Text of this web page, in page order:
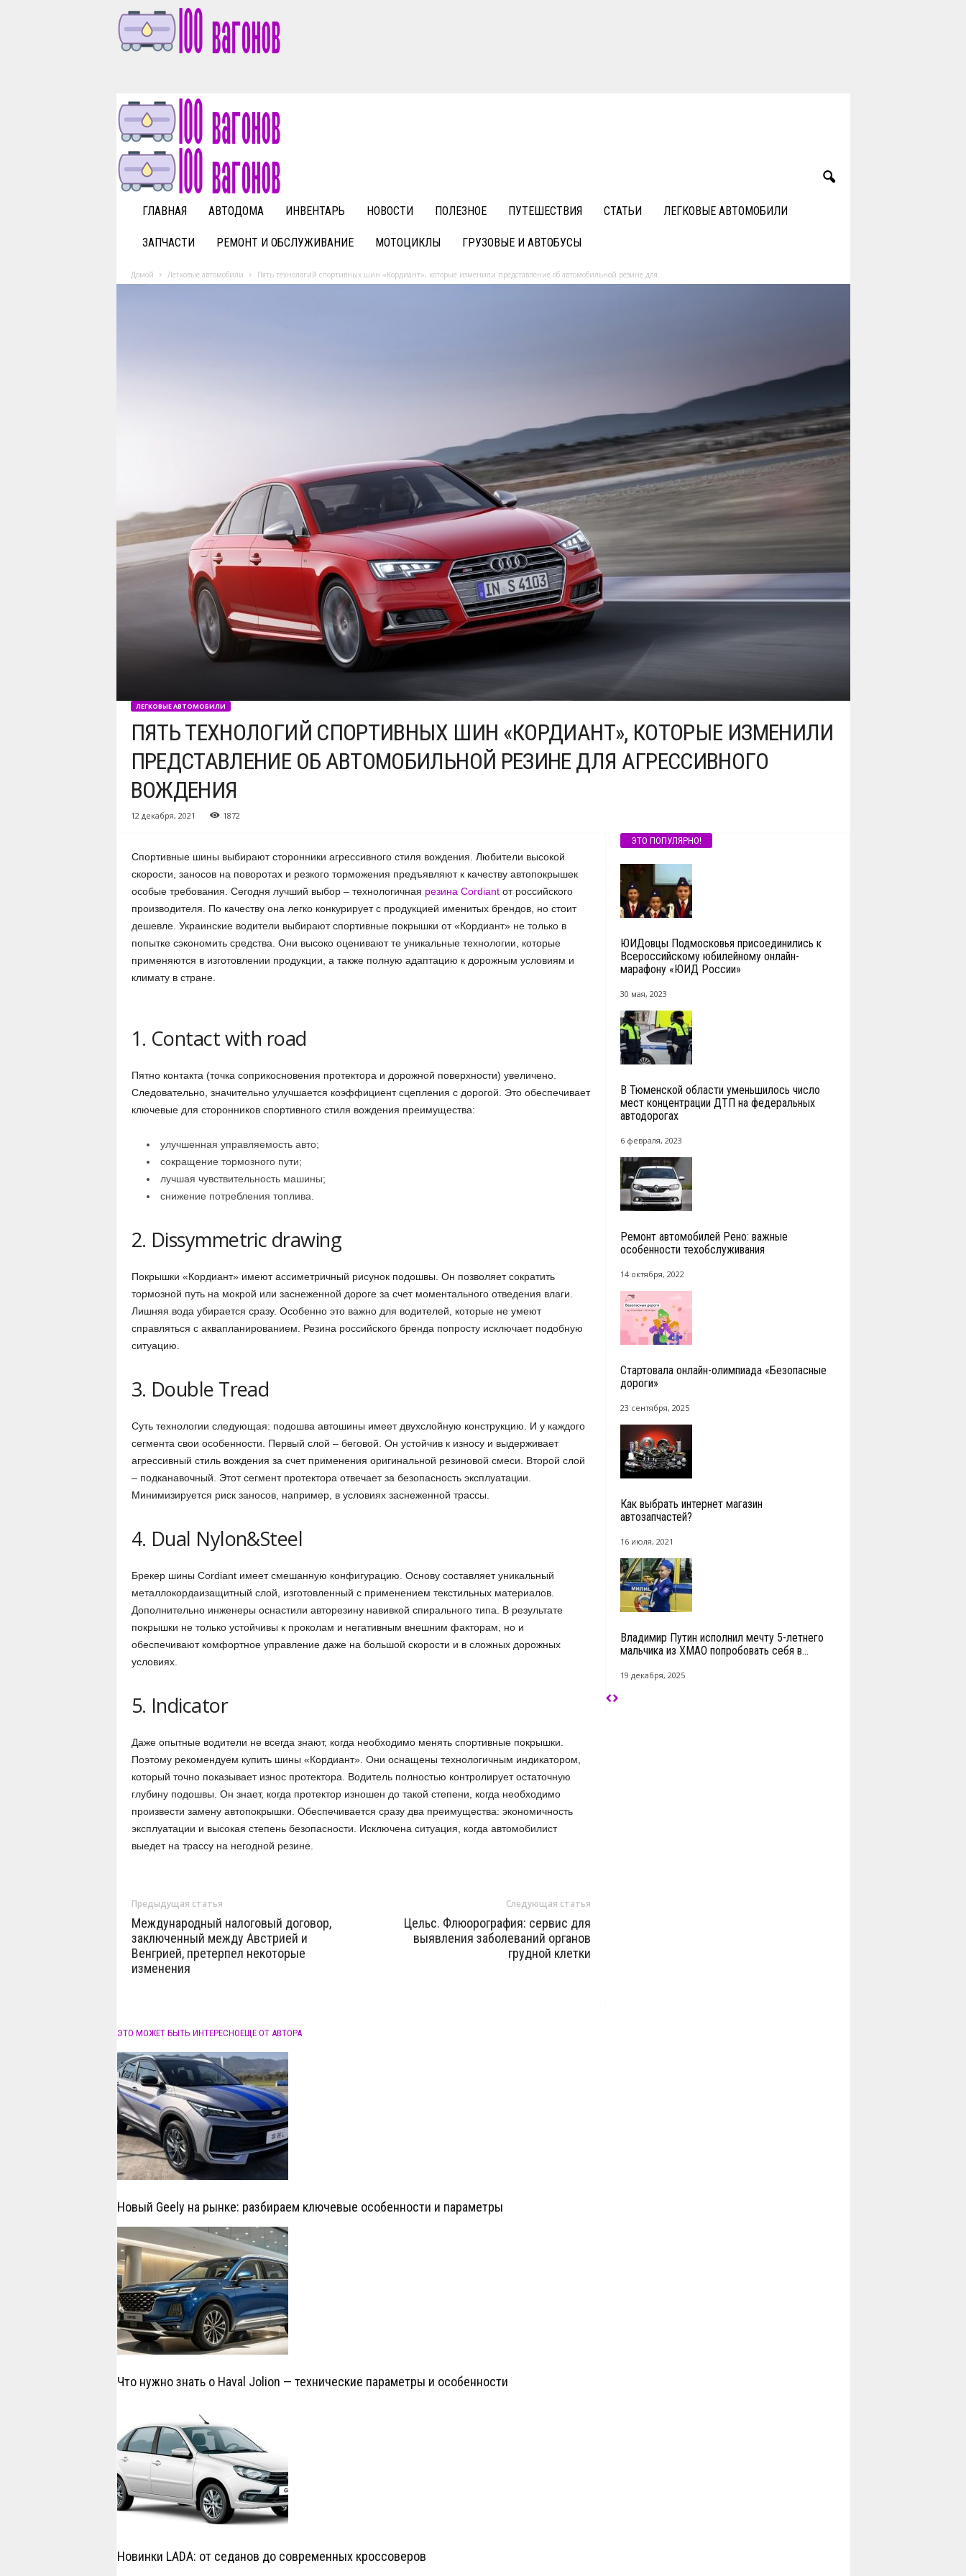
v
a
n
o
ГЛАВНАЯ АВТОДОМА ИНВЕНТАРЬ НОВОСТИ ПОЛЕЗНОЕ ПУТЕШЕСТВИЯ СТАТЬИ ЛЕГКОВЫЕ АВТОМОБИЛИ
ЗАПЧАСТИ РЕМОНТ И ОБСЛУЖИВАНИЕ МОТОЦИКЛЫ ГРУЗОВЫЕ И АВТОБУСЫ
Домой Легковые автомобили Пять технологий спортивных шин «Кордиант», которые изменили представление об автомобильной резине для...
ЛЕГКОВЫЕ АВТОМОБИЛИ
ПЯТЬ ТЕХНОЛОГИЙ СПОРТИВНЫХ ШИН «КОРДИАНТ», КОТОРЫЕ ИЗМЕНИЛИ
ПРЕДСТАВЛЕНИЕ ОБ АВТОМОБИЛЬНОЙ РЕЗИНЕ ДЛЯ АГРЕССИВНОГО
ВОЖДЕНИЯ
12 декабря, 2021 1872
Спортивные шины выбирают сторонники агрессивного стиля вождения. Любители высокой
скорости, заносов на поворотах и резкого торможения предъявляют к качеству автопокрышек
особые требования. Сегодня лучший выбор – технологичная резина Cordiantот российского
производителя. По качеству она легко конкурирует с продукцией именитых брендов, но стоит
дешевле. Украинские водители выбирают спортивные покрышки от «Кордиант» не только в
попытке сэкономить средства. Они высоко оценивают те уникальные технологии, которые
применяются в изготовлении продукции, а также полную адаптацию к дорожным условиям и
климату в стране.
1. Contact with road
Пятно контакта (точка соприкосновения протектора и дорожной поверхности) увеличено.
Следовательно, значительно улучшается коэффициент сцепления с дорогой. Это обеспечивает
ключевые для сторонников спортивного стиля вождения преимущества:
улучшенная управляемость авто;
сокращение тормозного пути;
лучшая чувствительность машины;
снижение потребления топлива.
2. Dissymmetric drawing
Покрышки «Кордиант» имеют ассиметричный рисунок подошвы. Он позволяет сократить
тормозной путь на мокрой или заснеженной дороге за счет моментального отведения влаги.
Лишняя вода убирается сразу. Особенно это важно для водителей, которые не умеют
справляться с аквапланированием. Резина российского бренда попросту исключает подобную
ситуацию.
3. Double Tread
Суть технологии следующая: подошва автошины имеет двухслойную конструкцию. И у каждого
сегмента свои особенности. Первый слой – беговой. Он устойчив к износу и выдерживает
агрессивный стиль вождения за счет применения оригинальной резиновой смеси. Второй слой
– подканавочный. Этот сегмент протектора отвечает за безопасность эксплуатации.
Минимизируется риск заносов, например, в условиях заснеженной трассы.
4. Dual Nylon&Steel
Брекер шины Cordiant имеет смешанную конфигурацию. Основу составляет уникальный
металлокордаизащитный слой, изготовленный с применением текстильных материалов.
Дополнительно инженеры оснастили авторезину навивкой спирального типа. В результате
покрышки не только устойчивы к проколам и негативным внешним факторам, но и
обеспечивают комфортное управление даже на большой скорости и в сложных дорожных
условиях.
5. Indicator
Даже опытные водители не всегда знают, когда необходимо менять спортивные покрышки.
Поэтому рекомендуем купить шины «Кордиант». Они оснащены технологичным индикатором,
который точно показывает износ протектора. Водитель полностью контролирует остаточную
глубину подошвы. Он знает, когда протектор изношен до такой степени, когда необходимо
произвести замену автопокрышки. Обеспечивается сразу два преимущества: экономичность
эксплуатации и высокая степень безопасности. Исключена ситуация, когда автомобилист
выедет на трассу на негодной резине.
Предыдущая статья
Международный налоговый договор,
заключенный между Австрией и
Венгрией, претерпел некоторые
изменения
Следующая статья
Цельс. Флюорография: сервис для
выявления заболеваний органов
грудной клетки
ЭТО МОЖЕТ БЫТЬ ИНТЕРЕСНОЕЩЕ ОТ АВТОРА
Новый Geely на рынке: разбираем ключевые особенности и параметры
Что нужно знать о Haval Jolion — технические параметры и особенности
Новинки LADA: от седанов до современных кроссоверов
ЭТО ПОПУЛЯРНО!
ЮИДовцы Подмосковья присоединились к
Всероссийскому юбилейному онлайн-
марафону «ЮИД России»
30 мая, 2023
В Тюменской области уменьшилось число
мест концентрации ДТП на федеральных
автодорогах
6 февраля, 2023
Ремонт автомобилей Рено: важные
особенности техобслуживания
14 октября, 2022
Стартовала онлайн-олимпиада «Безопасные
дороги»
23 сентября, 2025
Как выбрать интернет магазин
автозапчастей?
16 июля, 2021
Владимир Путин исполнил мечту 5-летнего
мальчика из ХМАО попробовать себя в...
19 декабря, 2025